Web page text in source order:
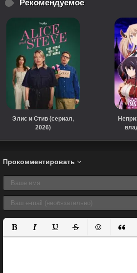
Рекомендуемое
Элис и Стив (сериал,
2026)
Прокомментировать
Полужирный
КурсивПодчеркнутый
Зачеркнутый
Вставить